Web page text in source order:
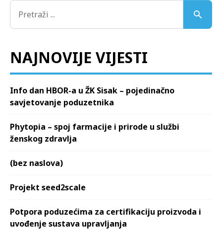
NAJNOVIJE VIJESTI
Info dan HBOR-a u ŽK Sisak – pojedinačno
savjetovanje poduzetnika
Phytopia – spoj farmacije i prirode u službi
ženskog zdravlja
(bez naslova)
Projekt seed2scale
Potpora poduzećima za certifikaciju proizvoda i
uvođenje sustava upravljanja